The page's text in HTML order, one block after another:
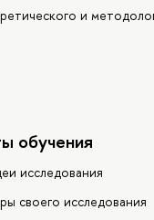
и
обучения
исследования
своего исследования